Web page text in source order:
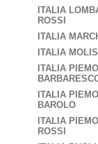
ITALIA
ROSSI
ITALIA
ITALIA
ITALIA
ITALIA
BAROLO
ITALIA
ROSSI